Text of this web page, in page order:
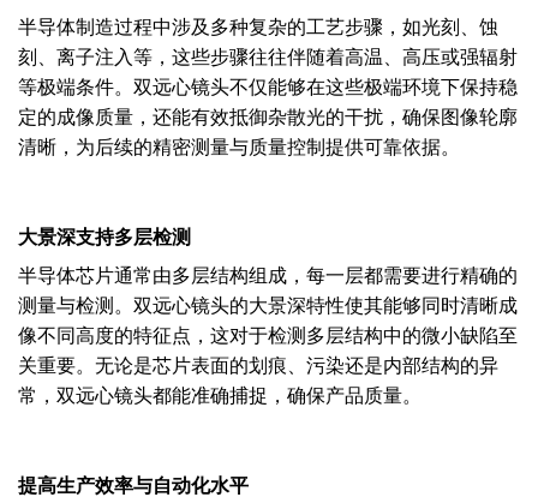
半导体制造过程中涉及多种复杂的工艺步骤，如光刻、蚀
刻、离子注入等，这些步骤往往伴随着高温、高压或强辐射
等极端条件。双远心镜头不仅能够在这些极端环境下保持稳
定的成像质量，还能有效抵御杂散光的干扰，确保图像轮廓
清晰，为后续的精密测量与质量控制提供可靠依据。
大景深支持多层检测
半导体芯片通常由多层结构组成，每一层都需要进行精确的
测量与检测。双远心镜头的大景深特性使其能够同时清晰成
像不同高度的特征点，这对于检测多层结构中的微小缺陷至
关重要。无论是芯片表面的划痕、污染还是内部结构的异
常，双远心镜头都能准确捕捉，确保产品质量。
提高生产效率与自动化水平